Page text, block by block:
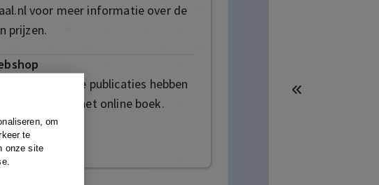
om
te
onze site
voor meer informatie over de
prijzen.
Sommige publicaties hebben
te kopen tot het online boek.